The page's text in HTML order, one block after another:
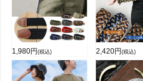
1,980円 (税込) 2,420円 (税込)